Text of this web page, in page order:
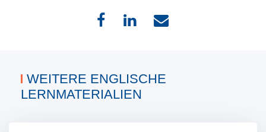
WEITERE ENGLISCHE
LERNMATERIALIEN